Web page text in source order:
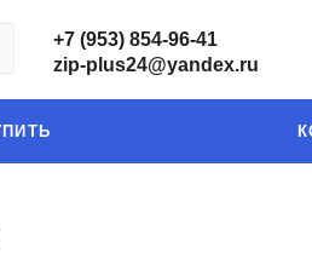
+7 (953) 854-96-41
zip-plus24@yandex.ru